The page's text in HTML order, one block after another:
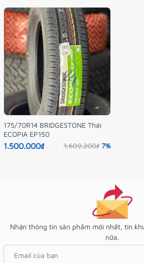
175/70R14 BRIDGESTONE Thái
ECOPIA EP150
1.500.000₫ 1.609.200₫ 7%
Nhận thông tin sản phẩm mới nhất, tin
nữa.